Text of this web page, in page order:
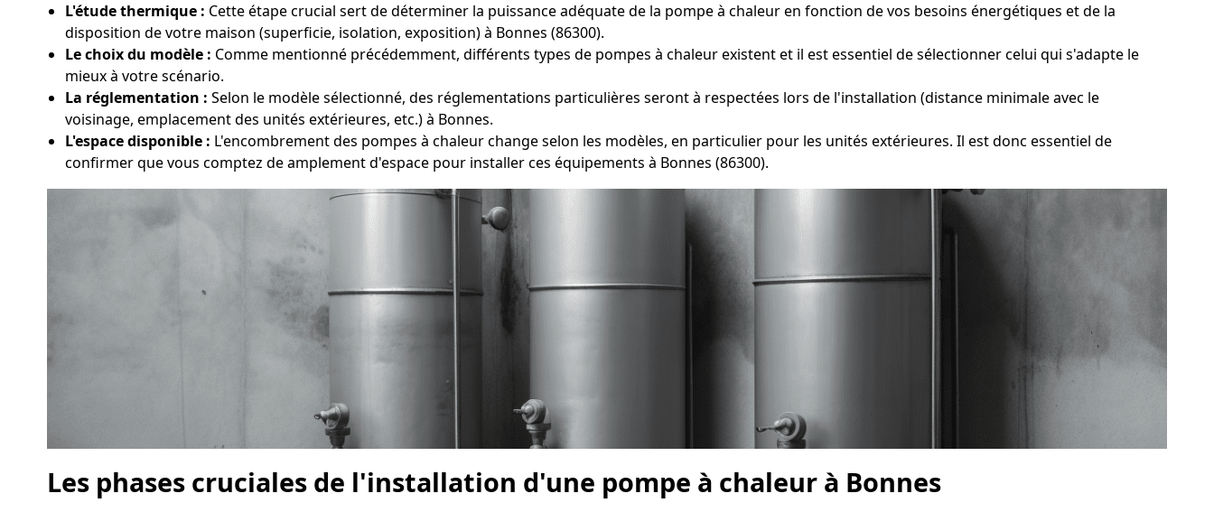
L'étude thermique : Cette étape crucial sert de déterminer la puissance adéquate de la pompe à chaleur en fonction de vos besoins énergétiques et de la
disposition de votre maison (superficie, isolation, exposition) à Bonnes (86300).
Le choix du modèle : Comme mentionné précédemment, différents types de pompes à chaleur existent et il est essentiel de sélectionner celui qui s'adapte le
mieux à votre scénario.
La réglementation : Selon le modèle sélectionné, des réglementations particulières seront à respectées lors de l'installation (distance minimale avec le
voisinage, emplacement des unités extérieures, etc.) à Bonnes.
L'espace disponible : L'encombrement des pompes à chaleur change selon les modèles, en particulier pour les unités extérieures. Il est donc essentiel de
confirmer que vous comptez de amplement d'espace pour installer ces équipements à Bonnes (86300).
Les phases cruciales de l'installation d'une pompe à chaleur à Bonnes